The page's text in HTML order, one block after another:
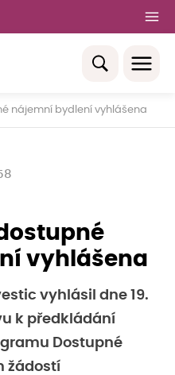
nájemní bydlení vyhlášena
vyhlášena
vyhlásil dne 19.
k předkládání
Dostupné
žádostí